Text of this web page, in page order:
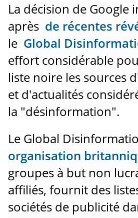
La décision de Google
après de récentes
le Global
effort considérable
liste noire les sources
et d'actualités
la "désinformation".
Le Global
organisation
groupes à but non
affiliés, fournit des
sociétés de publicité